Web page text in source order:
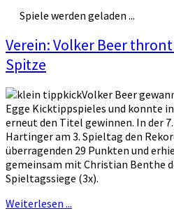
Spiele werden geladen ...
Verein: Volker Beer
Spitze
Volker Beer
Egge Kicktippspieles und konnte
erneut den Titel gewinnen. In der
Hartinger am 3. Spieltag den
überragenden 29 Punkten und
gemeinsam mit Christian Benthe
Spieltagssiege (3x).
Weiterlesen ...